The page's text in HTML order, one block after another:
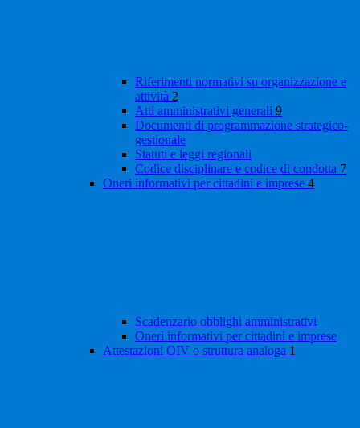
Riferimenti normativi su organizzazione e
attività 2
Atti amministrativi generali 9
Documenti di programmazione strategico-
gestionale
Statuti e leggi regionali
Codice disciplinare e codice di condotta 7
Oneri informativi per cittadini e imprese 4
Scadenzario obblighi amministrativi
Oneri informativi per cittadini e imprese
Attestazioni OIV o struttura analoga 1